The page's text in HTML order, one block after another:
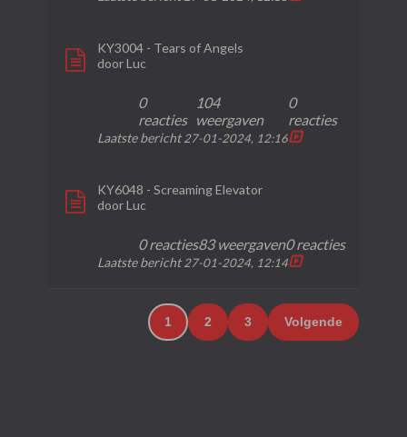
KY3004 - Tears of Angels
doorLuc
0
reacties
104
weergaven
0
reacties
Laatste bericht 27-01-2024, 12:16
KY6048 - Screaming Elevator
doorLuc
0 reacties83 weergaven0 reacties
Laatste bericht 27-01-2024, 12:14
1 2 3 Volgende